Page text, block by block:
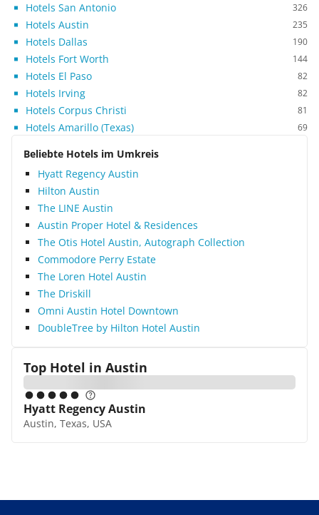
Hotels San Antonio 326
Hotels Austin 235
Hotels Dallas 190
Hotels Fort Worth 144
Hotels El Paso 82
Hotels Irving 82
Hotels Corpus Christi 81
Hotels Amarillo (Texas) 69
Beliebte Hotels im Umkreis
Hyatt Regency Austin
Hilton Austin
The LINE Austin
Austin Proper Hotel & Residences
The Otis Hotel Austin, Autograph Collection
Commodore Perry Estate
The Loren Hotel Austin
The Driskill
Omni Austin Hotel Downtown
DoubleTree by Hilton Hotel Austin
Top Hotel in Austin
Hyatt Regency Austin
Austin, Texas, USA